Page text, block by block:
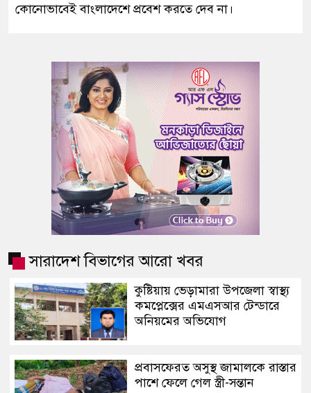
কোনোভাবেই বাংলাদেশে প্রবেশ করতে দেব না।
সারাদেশ বিভাগের আরো খবর
কুষ্টিয়ায় ভেড়ামারা উপজেলা স্বাস্থ্য
কমপ্লেক্সের এমএসআর টেন্ডারে
অনিয়মের অভিযোগ
প্রবাসফেরত অসুস্থ জামালকে রাস্তার
পা‌শে ফেলে গেল স্ত্রী-সন্তান